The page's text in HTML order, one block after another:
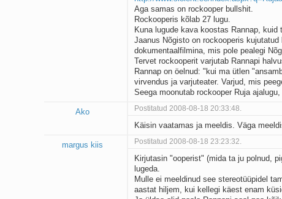
Aga samas on rockooper bullshit.
Rockooperis kõlab 27 lugu.
Kuna lugude kava koostas Rannap,
Jaanus Nõgisto on rockooperis
dokumentaalfilmina, mis pole pealegi
Tervet rockooperit varjutab Rannapi
Rannap on öelnud: "kui ma ütlen
virvendus ja varjuteater. Varjud, mis
Seega moonutab rockooper Ruja
Ako Postitatud 2008-08-18 20:33:48.
Käisin vaatamas ja meeldis. Väga
margus kiis Postitatud 2008-08-18 23:23:32.
Kirjutasin "ooperist" (mida ta ju polnud,
lugeda.
Mulle ei meeldinud see stereotüüpidel
aastat hiljem, kui kellegi käest enam